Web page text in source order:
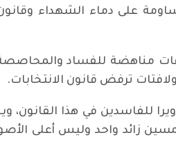
على دماء الشهداء وقانون
مناهضة للفساد والمحاصصة
ترفض قانون الانتخابات.
للفاسدين في هذا القانون،
زائد واحد وليس أعلى